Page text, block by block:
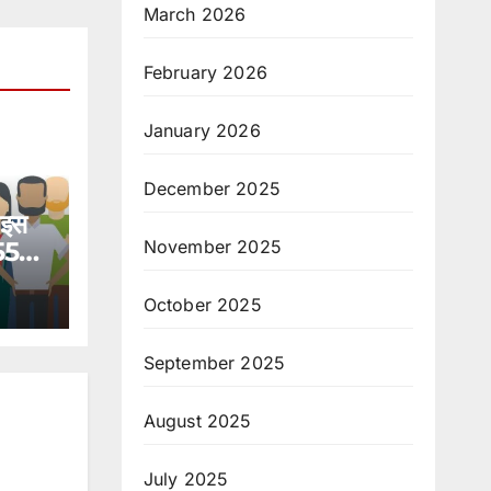
March 2026
February 2026
January 2026
December 2025
November 2025
October 2025
September 2025
August 2025
July 2025